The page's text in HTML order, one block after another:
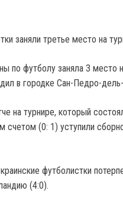
по футболу заняла 3
в городке Сан-Педро-
на турнире, который
счетом (0: 1) уступили
футболистки
(4:0).